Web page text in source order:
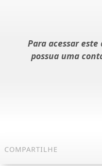
Para acessar
possua uma
COMPARTILHE